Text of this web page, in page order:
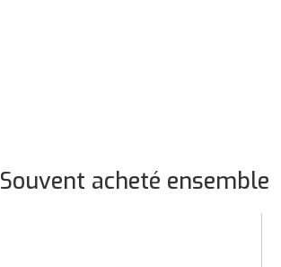
Souvent acheté ensemble